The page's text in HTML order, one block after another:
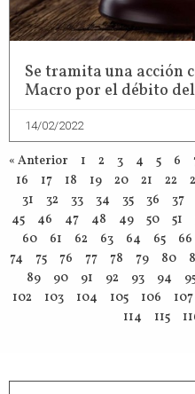
Se tramita una acción
Macro por el débito del
14/02/2022
« Anterior 1 2 3 4 5 6
16
17 18 19 20 21 22
31
32 33 34 35 36 37
45
46 47 48 49 50 51
60 61 62 63 64 65 66
74
75 76 77 78 79 80
89
90 91 92 93 94
102
103 104 105 106 107
114
115